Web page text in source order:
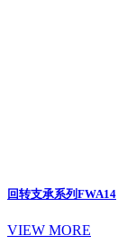
回转支承系列 FWA14
VIEW MORE